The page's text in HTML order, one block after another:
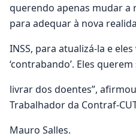
querendo apenas mudar a
para adequar à nova
INSS, para atualizá-la e
‘contrabando’. Eles querem
livrar dos doentes”,
Trabalhador da Contraf-
Mauro Salles.